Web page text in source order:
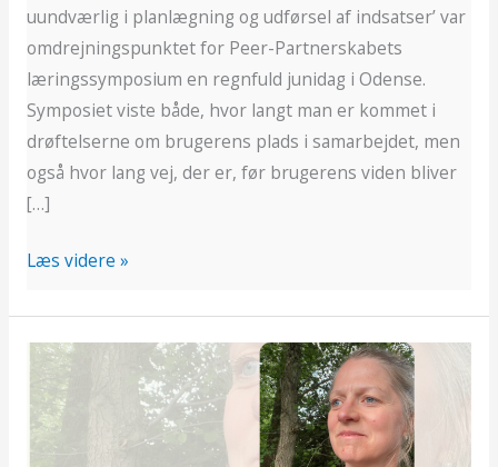
uundværlig i planlægning og udførsel af indsatser’ var
omdrejningspunktet for Peer-Partnerskabets
læringssymposium en regnfuld junidag i Odense.
Symposiet viste både, hvor langt man er kommet i
drøftelserne om brugerens plads i samarbejdet, men
også hvor lang vej, der er, før brugerens viden bliver
[…]
Læs videre »
Hvad
fylder
mest
hos